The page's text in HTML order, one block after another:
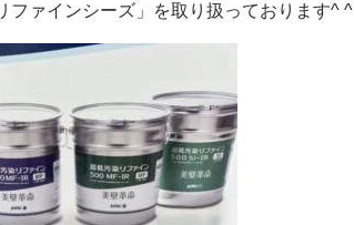
ファインシーズ」を取り扱っております^ ^